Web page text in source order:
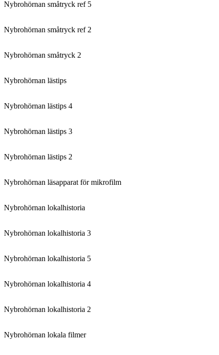
Nybrohörnan småtryck ref 5
Nybrohörnan småtryck ref 2
Nybrohörnan småtryck 2
Nybrohörnan lästips
Nybrohörnan lästips 4
Nybrohörnan lästips 3
Nybrohörnan lästips 2
Nybrohörnan läsapparat för mikrofilm
Nybrohörnan lokalhistoria
Nybrohörnan lokalhistoria 3
Nybrohörnan lokalhistoria 5
Nybrohörnan lokalhistoria 4
Nybrohörnan lokalhistoria 2
Nybrohörnan lokala filmer